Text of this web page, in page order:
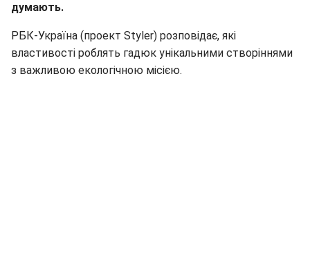
думають.
РБК-Україна (проект Styler) розповідає, які
властивості роблять гадюк унікальними створіннями
з важливою екологічною місією.